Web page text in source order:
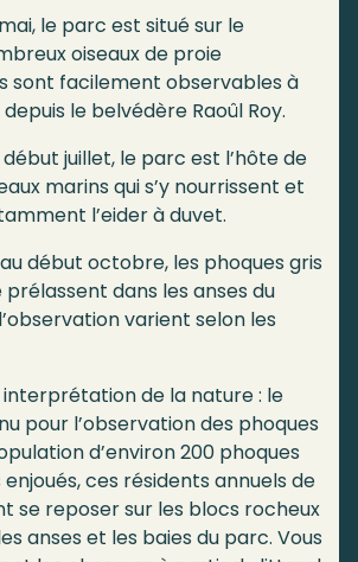
le parc est situé sur le
oiseaux de proie
sont facilement observables à
le belvédère Raoûl Roy.
juillet, le parc est l’hôte de
marins qui s’y nourrissent et
l’eider à duvet.
début octobre, les phoques gris
dans les anses du
varient selon les
de la nature : le
pour l’observation des phoques
d’environ 200 phoques
ces résidents annuels de
se reposer sur les blocs rocheux
anses et les baies du parc. Vous